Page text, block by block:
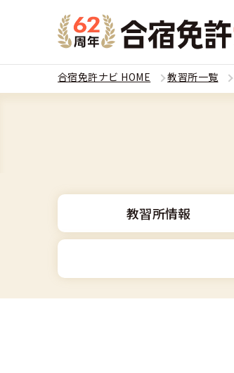
合宿免許ナビ HOME 教習所一覧
教習所情報